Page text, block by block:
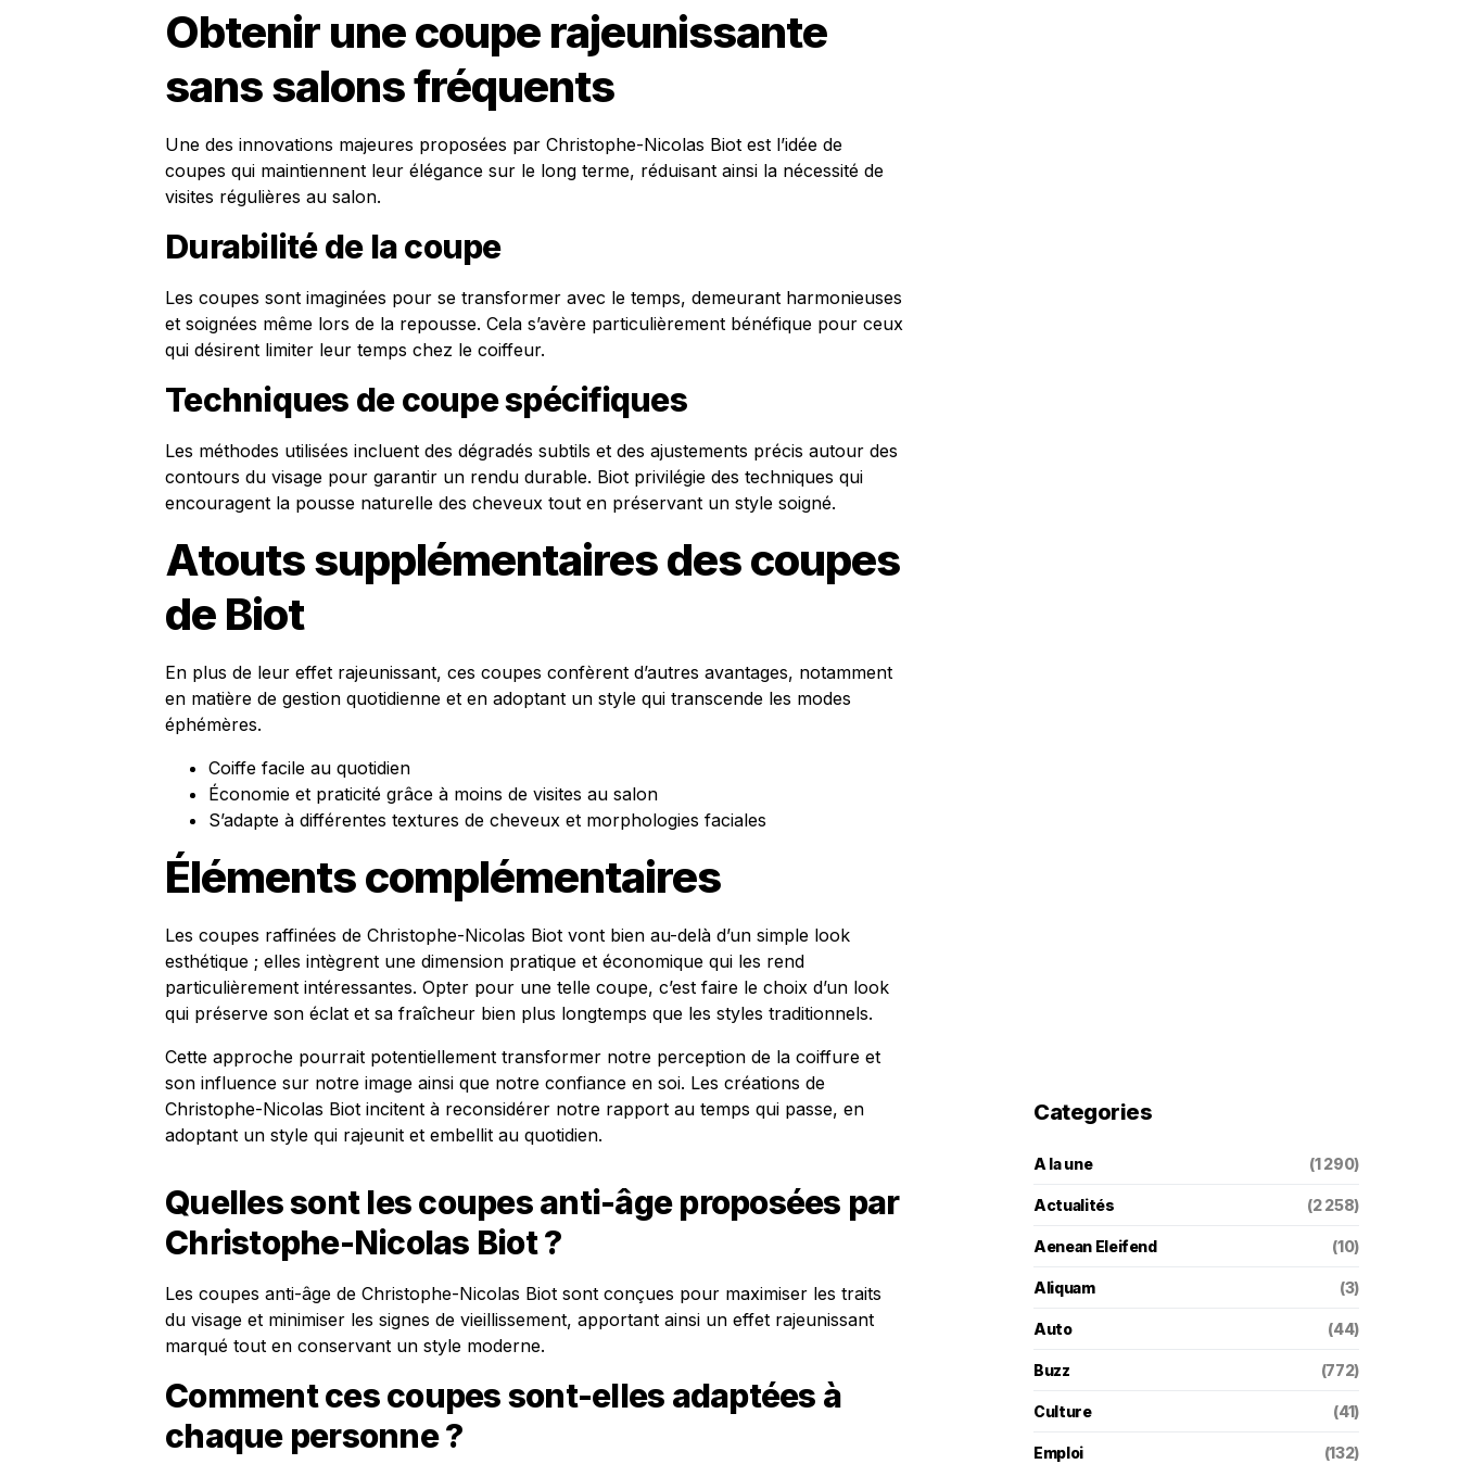
Obtenir une coupe rajeunissante
sans salons fréquents
Une des innovations majeures proposées par Christophe-Nicolas Biot est l’idée de
coupes qui maintiennent leur élégance sur le long terme, réduisant ainsi la nécessité de
visites régulières au salon.
Durabilité de la coupe
Les coupes sont imaginées pour se transformer avec le temps, demeurant harmonieuses
et soignées même lors de la repousse. Cela s’avère particulièrement bénéfique pour ceux
qui désirent limiter leur temps chez le coiffeur.
Techniques de coupe spécifiques
Les méthodes utilisées incluent des dégradés subtils et des ajustements précis autour des
contours du visage pour garantir un rendu durable. Biot privilégie des techniques qui
encouragent la pousse naturelle des cheveux tout en préservant un style soigné.
Atouts supplémentaires des coupes
de Biot
En plus de leur effet rajeunissant, ces coupes confèrent d’autres avantages, notamment
en matière de gestion quotidienne et en adoptant un style qui transcende les modes
éphémères.
Coiffe facile au quotidien
Économie et praticité grâce à moins de visites au salon
S’adapte à différentes textures de cheveux et morphologies faciales
Éléments complémentaires
Les coupes raffinées de Christophe-Nicolas Biot vont bien au-delà d’un simple look
esthétique ; elles intègrent une dimension pratique et économique qui les rend
particulièrement intéressantes. Opter pour une telle coupe, c’est faire le choix d’un look
qui préserve son éclat et sa fraîcheur bien plus longtemps que les styles traditionnels.
Cette approche pourrait potentiellement transformer notre perception de la coiffure et
son influence sur notre image ainsi que notre confiance en soi. Les créations de
Christophe-Nicolas Biot incitent à reconsidérer notre rapport au temps qui passe, en
adoptant un style qui rajeunit et embellit au quotidien.
Quelles sont les coupes anti-âge proposées par
Christophe-Nicolas Biot ?
Les coupes anti-âge de Christophe-Nicolas Biot sont conçues pour maximiser les traits
du visage et minimiser les signes de vieillissement, apportant ainsi un effet rajeunissant
marqué tout en conservant un style moderne.
Comment ces coupes sont-elles adaptées à
chaque personne ?
Categories
A la une (1 290)
Actualités (2 258)
Aenean Eleifend (10)
Aliquam (3)
Auto (44)
Buzz (772)
Culture (41)
Emploi (132)